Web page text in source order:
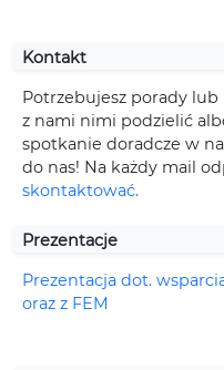
Kontakt
Potrzebujesz porady lub
z nami nimi podzielić
spotkanie doradcze w
do nas! Na każdy mail
skontaktować.
Prezentacje
Prezentacja dot.
oraz z FEM